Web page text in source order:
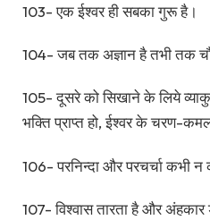
103- एक ईश्वर ही सबका गुरू है।
104- जब तक अज्ञान है तभी तक
105- दूसरे को सिखाने के लिये
भक्ति प्राप्त हो, ईश्वर के चरण-
106- परनिन्दा और परचर्चा कभी न
107- विश्वास तारता है और अंहकार